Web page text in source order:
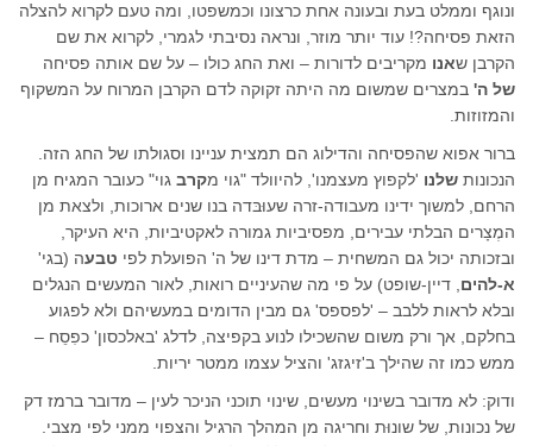
ונוגף וממלט בעת ובעונה אחת כרצונו וכמשפטו, ומה טעם לקרוא להצלה
הזאת פסיחה?! עוד יותר מוזר, ונראה נסיבתי לגמרי, לקרוא את שם
הקרבן שאנו מקריבים לדורות – ואת החג כולו – על שם אותה פסיחה
של ה' במצרים שמשום מה היתה זקוקה לדם הקרבן המרוח על המשקוף
והמזוזות.
ברור אפוא שהפסיחה והדילוג הם תמצית עניינו וסגולתו של החג הזה.
הנכונות שלנו 'לקפוץ מעצמנו', להיוולד "גוי מקרב גוי" כעובר המגיח מן
הרחם, למשוך ידינו מעבודה-זרה שעוּבּדה בנו שנים ארוכות, ולצאת מן
המְצָרים הבלתי עבירים, מפסיביות גמורה לאקטיביות, היא העיקר,
ובזכותה יכול גם המשחית – מדת דינו של ה' הפועלת לפי טבעה (בגי'
א-להים , דיין-שופט) על פי מה שהעיניים רואות, לאור המעשים הנגלים
ובלא לראות ללבב – 'לפספס' גם מבין הדומים במעשיהם ולא לפגוע
בחלקם, אך ורק משום שהשכילו לנוע בקפיצה, לדלג 'באלכסון' כפִסֵח –
ממש כמו זה שהילך ב'זיגזג' והציל עצמו ממטר יריות.
ודוק: לא מדובר בשינוי מעשים, שינוי תוכני הניכר לעין – מדובר ברמז דק
של נכונות, של שונוּת וחריגה מן המהלך הרגיל והצפוי ממני לפי מצבי.